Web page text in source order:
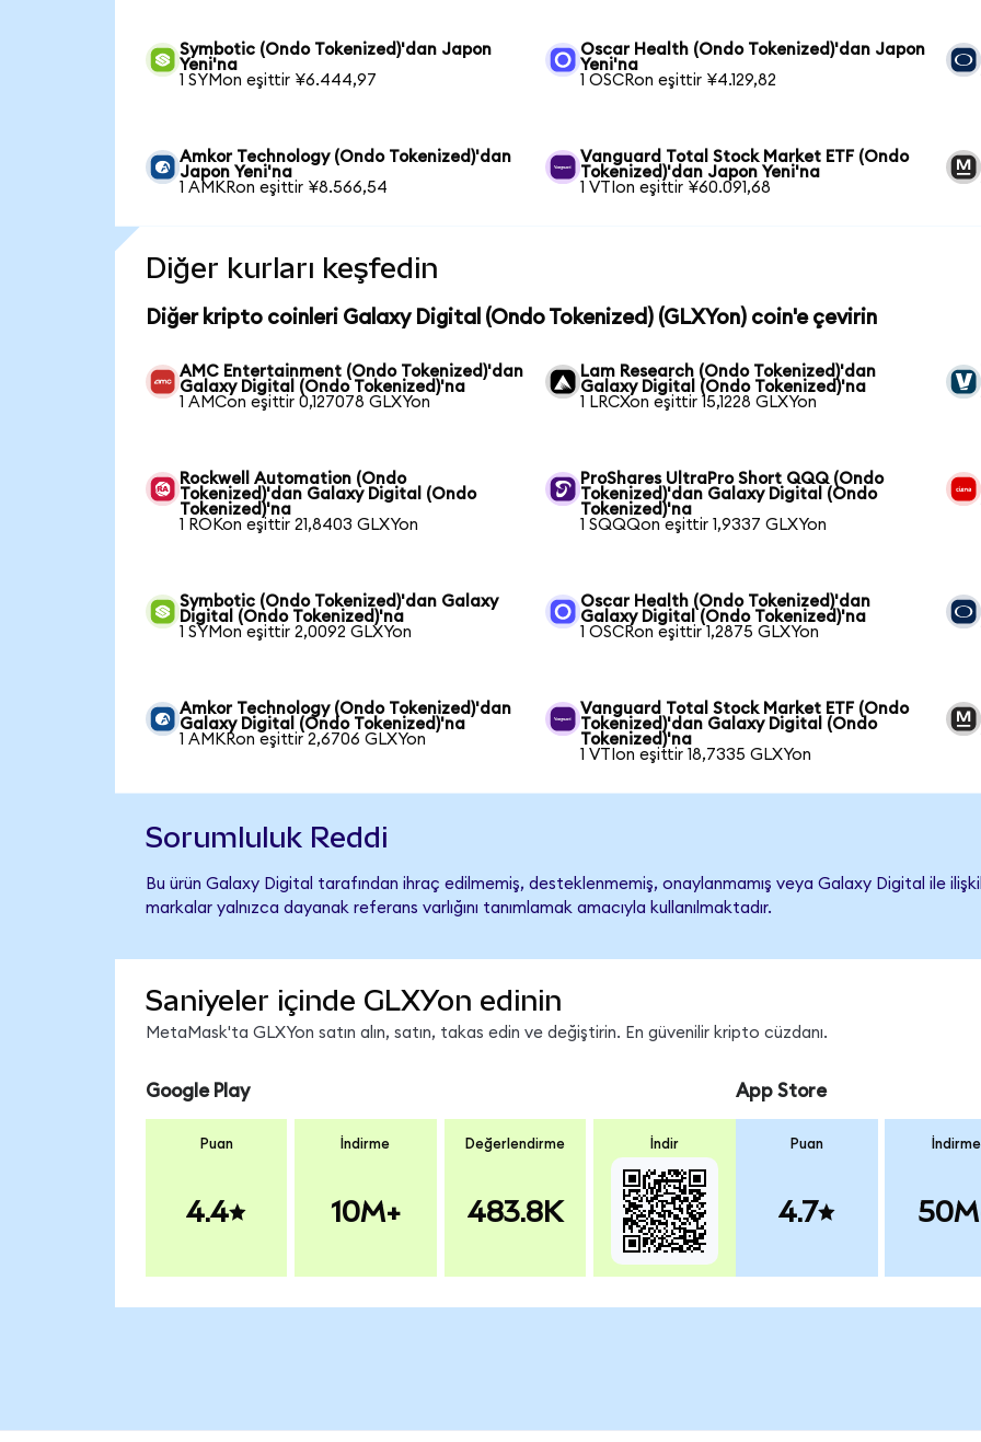
Symbotic (Ondo Tokenized)'dan Japon
Yeni'na
1 SYMon eşittir ¥6.444,97
Oscar Health (Ondo Tokenized)'dan Japon
Yeni'na
1 OSCRon eşittir ¥4.129,82
Amkor Technology (Ondo Tokenized)'dan
Japon Yeni'na
1 AMKRon eşittir ¥8.566,54
Vanguard Total Stock Market ETF (Ondo
Tokenized)'dan Japon Yeni'na
1 VTIon eşittir ¥60.091,68
Diğer kurları keşfedin
Diğer kripto coinleri Galaxy Digital (Ondo Tokenized) (GLXYon) coin'e çevirin
AMC Entertainment (Ondo Tokenized)'dan
Galaxy Digital (Ondo Tokenized)'na
1 AMCon eşittir 0,127078 GLXYon
Lam Research (Ondo Tokenized)'dan
Galaxy Digital (Ondo Tokenized)'na
1 LRCXon eşittir 15,1228 GLXYon
Rockwell Automation (Ondo
Tokenized)'dan Galaxy Digital (Ondo
Tokenized)'na
1 ROKon eşittir 21,8403 GLXYon
ProShares UltraPro Short QQQ (Ondo
Tokenized)'dan Galaxy Digital (Ondo
Tokenized)'na
1 SQQQon eşittir 1,9337 GLXYon
Symbotic (Ondo Tokenized)'dan Galaxy
Digital (Ondo Tokenized)'na
1 SYMon eşittir 2,0092 GLXYon
Oscar Health (Ondo Tokenized)'dan
Galaxy Digital (Ondo Tokenized)'na
1 OSCRon eşittir 1,2875 GLXYon
Amkor Technology (Ondo Tokenized)'dan
Galaxy Digital (Ondo Tokenized)'na
1 AMKRon eşittir 2,6706 GLXYon
Vanguard Total Stock Market ETF (Ondo
Tokenized)'dan Galaxy Digital (Ondo
Tokenized)'na
1 VTIon eşittir 18,7335 GLXYon
Sorumluluk Reddi
Bu ürün Galaxy Digital tarafından ihraç edilmemiş, desteklenmemiş, onaylanmamış veya Galaxy Digital ile
markalar yalnızca dayanak referans varlığını tanımlamak amacıyla kullanılmaktadır.
Saniyeler içinde GLXYon edinin
MetaMask'ta GLXYon satın alın, satın, takas edin ve değiştirin. En güvenilir kripto cüzdanı.
Google Play
Puan
4.4
İndirme
10M+
Değerlendirme
483.8K
İndir
App Store
Puan
4.7
İndirme